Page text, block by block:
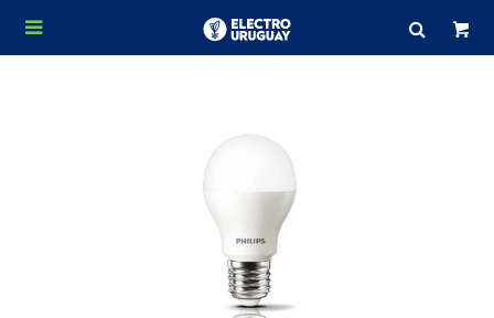
